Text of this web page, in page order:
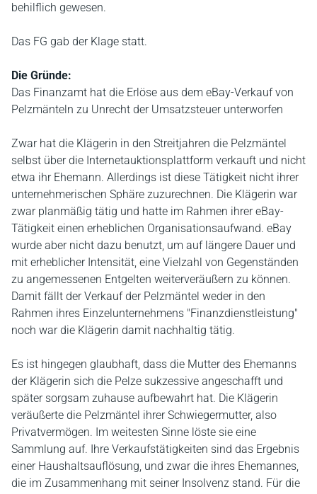
behilflich gewesen.
Das FG gab der Klage statt.
Die Gründe:
Das Finanzamt hat die Erlöse aus dem eBay-Verkauf von
Pelzmänteln zu Unrecht der Umsatzsteuer unterworfen
Zwar hat die Klägerin in den Streitjahren die Pelzmäntel
selbst über die Internetauktionsplattform verkauft und nicht
etwa ihr Ehemann. Allerdings ist diese Tätigkeit nicht ihrer
unternehmerischen Sphäre zuzurechnen. Die Klägerin war
zwar planmäßig tätig und hatte im Rahmen ihrer eBay-
Tätigkeit einen erheblichen Organisationsaufwand. eBay
wurde aber nicht dazu benutzt, um auf längere Dauer und
mit erheblicher Intensität, eine Vielzahl von Gegenständen
zu angemessenen Entgelten weiterveräußern zu können.
Damit fällt der Verkauf der Pelzmäntel weder in den
Rahmen ihres Einzelunternehmens "Finanzdienstleistung"
noch war die Klägerin damit nachhaltig tätig.
Es ist hingegen glaubhaft, dass die Mutter des Ehemanns
der Klägerin sich die Pelze sukzessive angeschafft und
später sorgsam zuhause aufbewahrt hat. Die Klägerin
veräußerte die Pelzmäntel ihrer Schwiegermutter, also
Privatvermögen. Im weitesten Sinne löste sie eine
Sammlung auf. Ihre Verkaufstätigkeiten sind das Ergebnis
einer Haushaltsauflösung, und zwar die ihres Ehemannes,
die im Zusammenhang mit seiner Insolvenz stand. Für die